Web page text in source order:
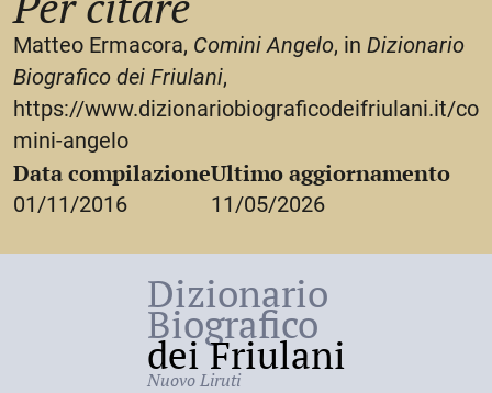
Matteo Ermacora, Comini Angelo, in Dizionario
Biografico dei Friulani,
https://www.dizionariobiograficodeifriulani.it/co
mini-angelo
Data compilazione
01/11/2016
Ultimo aggiornamento
11/05/2026
Dizionario
Biografico
dei Friulani
Nuovo Liruti